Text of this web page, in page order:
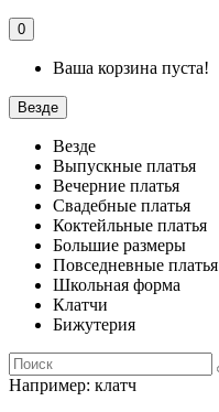
0
Ваша корзина пуста!
Везде
Везде
Выпускные платья
Вечерние платья
Свадебные платья
Коктейльные платья
Большие размеры
Повседневные платья
Школьная форма
Клатчи
Бижутерия
Например: клатч